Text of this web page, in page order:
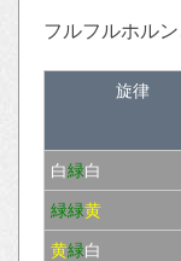
フルフルホル
旋律
白緑白
緑緑黄
黄緑白